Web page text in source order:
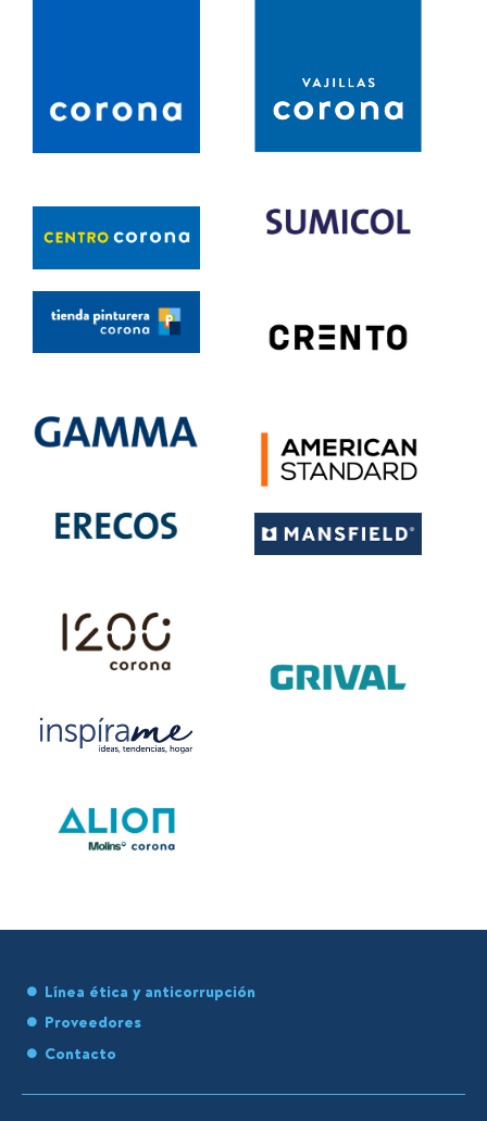
Línea ética y anticorrupción
Proveedores
Contacto